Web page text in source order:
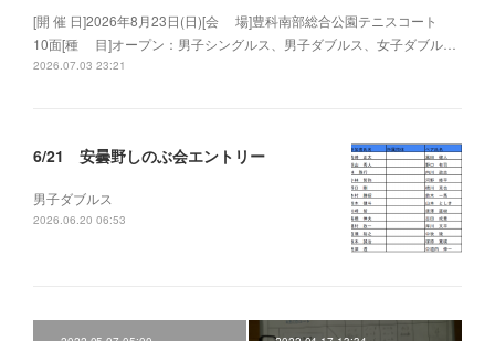
[開 催 日]2026年8月23日(日)[会 場]豊科南部総合公園テニスコート
10面[種 目]オープン：男子シングルス、男子ダブルス、女子ダブル…
2026.07.03 23:21
6/21 安曇野しのぶ会エントリー
男子ダブルス
2026.06.20 06:53